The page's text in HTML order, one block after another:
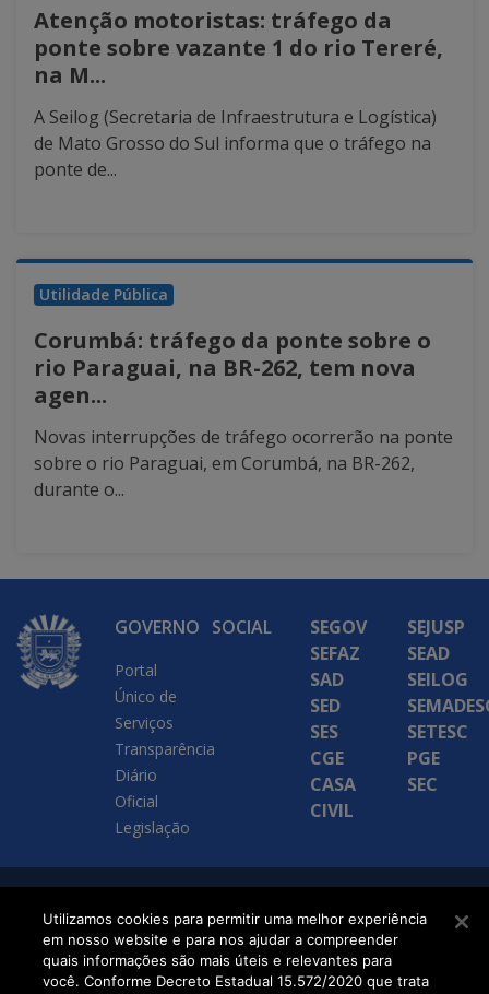
Atenção motoristas: tráfego da
ponte sobre vazante 1 do rio Tereré,
na M...
A Seilog (Secretaria de Infraestrutura e Logística)
de Mato Grosso do Sul informa que o tráfego na
ponte de...
Utilidade Pública
Corumbá: tráfego da ponte sobre o
rio Paraguai, na BR-262, tem nova
agen...
Novas interrupções de tráfego ocorrerão na ponte
sobre o rio Paraguai, em Corumbá, na BR-262,
durante o...
GOVERNO
Portal
Único de
Serviços
Transparência
Diário
Oficial
Legislação
SOCIAL
SEGOV
SEFAZ
SAD
SED
SES
CGE
CASA
CIVIL
SEJUSP
SEAD
SEILOG
SETESC
PGE
SEC
SETDIG | Secretaria-
Executiva de
Transformação Digital
Utilizamos cookies para permitir uma melhor experiência
em nosso website e para nos ajudar a compreender
quais informações são mais úteis e relevantes para
você. Conforme Decreto Estadual 15.572/2020 que trata